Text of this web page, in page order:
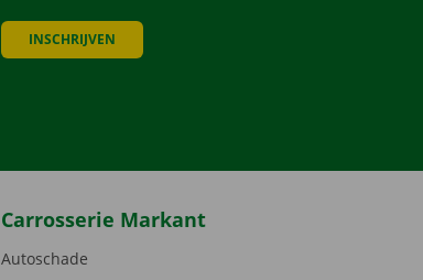
INSCHRIJVEN
Carrosserie Markant
Autoschade